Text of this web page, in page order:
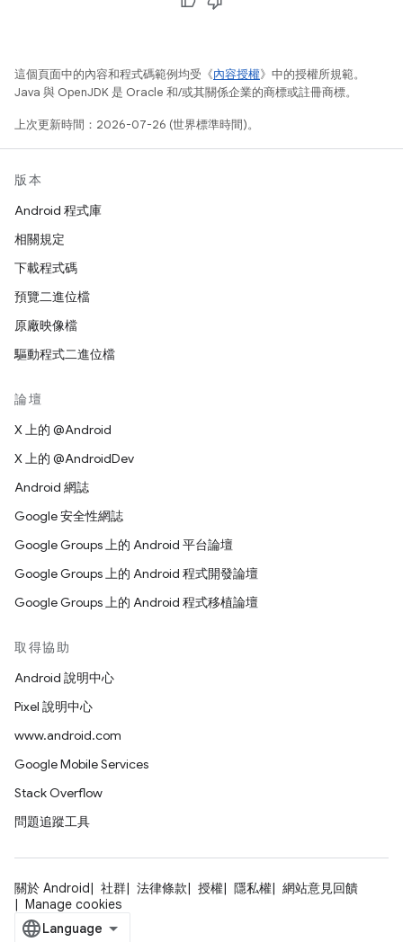
這個頁面中的內容和程式碼範例均受《內容授權》中的授權所規範。
Java 與 OpenJDK 是 Oracle 和/或其關係企業的商標或註冊商標。
上次更新時間：2026-07-26 (世界標準時間)。
版本
Android 程式庫
相關規定
下載程式碼
預覽二進位檔
原廠映像檔
驅動程式二進位檔
論壇
X 上的 @Android
X 上的 @AndroidDev
Android 網誌
Google 安全性網誌
Google Groups 上的 Android 平台論壇
Google Groups 上的 Android 程式開發論壇
Google Groups 上的 Android 程式移植論壇
取得協助
Android 說明中心
Pixel 說明中心
www.android.com
Google Mobile Services
Stack Overflow
問題追蹤工具
關於 Android 社群 法律條款 授權 隱私權
網站意見回饋
Manage cookies